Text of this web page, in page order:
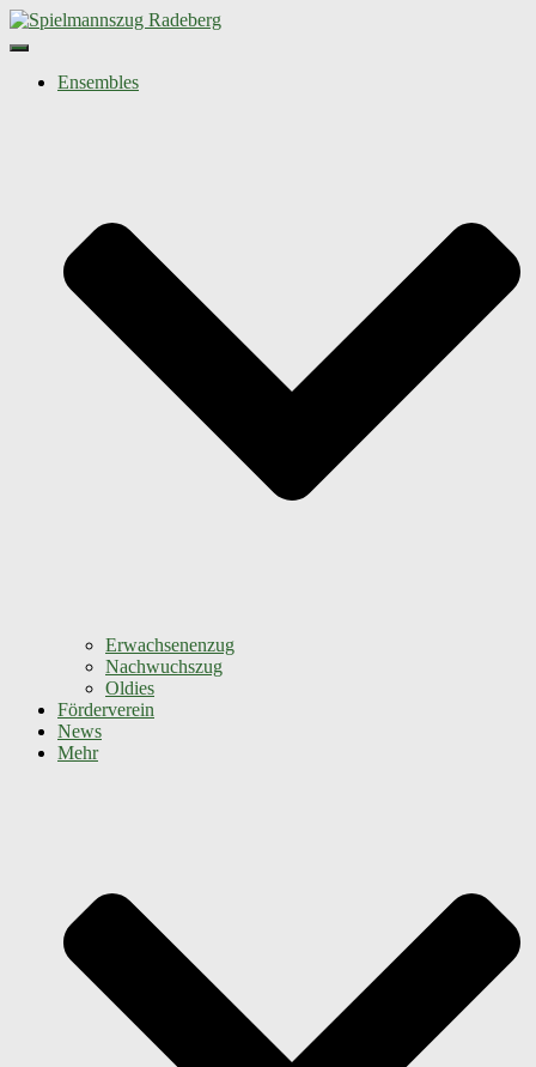
Navigation umschalten
Ensembles
Erwachsenenzug
Nachwuchszug
Oldies
Förderverein
News
Mehr